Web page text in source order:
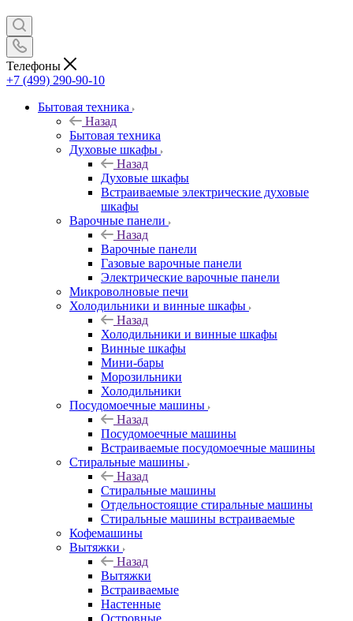
Телефоны
+7 (499) 290-90-10
Бытовая техника
Назад
Бытовая техника
Духовые шкафы
Назад
Духовые шкафы
Встраиваемые электрические духовые
шкафы
Варочные панели
Назад
Варочные панели
Газовые варочные панели
Электрические варочные панели
Микроволновые печи
Холодильники и винные шкафы
Назад
Холодильники и винные шкафы
Винные шкафы
Мини-бары
Морозильники
Холодильники
Посудомоечные машины
Назад
Посудомоечные машины
Встраиваемые посудомоечные машины
Стиральные машины
Назад
Стиральные машины
Отдельностоящие стиральные машины
Стиральные машины встраиваемые
Кофемашины
Вытяжки
Назад
Вытяжки
Встраиваемые
Настенные
Островные